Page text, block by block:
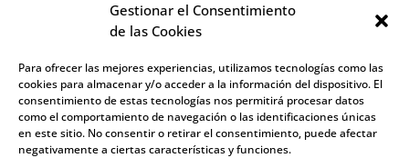
Gestionar el Consentimiento
de las Cookies
Para ofrecer las mejores experiencias, utilizamos tecnologías como las
cookies para almacenar y/o acceder a la información del dispositivo. El
consentimiento de estas tecnologías nos permitirá procesar datos
como el comportamiento de navegación o las identificaciones únicas
en este sitio. No consentir o retirar el consentimiento, puede afectar
negativamente a ciertas características y funciones.
CONTACTO
Av. Virgen del Val, 51
Alcalá de Henares,